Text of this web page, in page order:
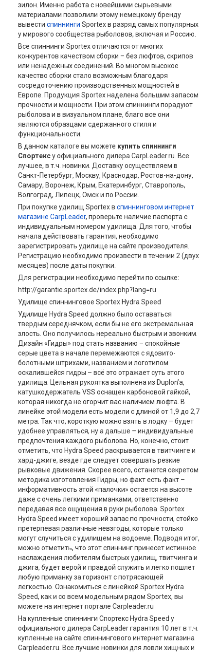
зилон. Именно работа с новейшими сырьевыми
материалами позволили этому немецкому бренду
вывести спиннинги Sportex в разряд самых популярных
у мирового сообщества рыболовов, включая и Россию.
Все спиннинги Sportex отличаются от многих
конкурентов качеством сборки – без люфтов, скрипов
или ненадежных соединений. Во многом высокое
качество сборки стало возможным благодаря
сосредоточению производственных мощностей в
Европе. Продукция Sportex наделена большим запасом
прочности и мощности. При этом спиннинги порадуют
рыболова и в визуальном плане, благо все они
являются образцами сдержанного стиля и
функциональности.
В данном каталоге вы можете купить спиннинги
Спортексу официального дилера CarpLeader.ru. Все
лучшее, в т.ч. новинки. Доставку осуществляем в
Санкт-Петербург, Москву, Краснодар, Ростов-на-дону,
Самару, Воронеж, Крым, Екатеринбург, Ставрополь,
Волгоград, Липецк, Омск и по России.
При покупке удилищ Sportex в спиннинговом интернет
магазине CarpLeader, проверьте наличие паспорта с
индивидуальным номером удилища. Для того, чтобы
начала действовать гарантия, необходимо
зарегистрировать удилище на сайте производителя.
Регистрацию необходимо произвести в течении 2 (двух
месяцев) после даты покупки.
Для регистрации необходимо перейти по ссылке:
http://garantie.sportex.de/index.php?lang=ru
Удилище спиннинговое Sportex Hydra Speed
Удилище Hydra Speed должно было оставаться
твердым середнячком, если бы не его экстремальная
злость. Оно получилось нереально быстрым и звонким.
Дизайн «Гидры» под стать названию – спокойные
серые цвета в начале перемежаются с ядовито-
болотными штрихами, названием и логотипом
оскалившейся гидры – всё это отражает суть этого
удилища. Цельная рукоятка выполнена из Duplon’а,
катушкодержатель VSS оснащен карбоновой гайкой,
которая никогда не огорчит вас наличием люфта. В
линейке этой модели есть модели с длиной от 1,9 до 2,7
метра. Так что, короткую можно взять в лодку – будет
удобнее управляться, ну а дальше – индивидуальные
предпочтения каждого рыболова. Но, конечно, стоит
отметить, что Hydra Speed раскрывается в твитчинге и
хард-джиге, везде где следует совершать резкие
рывковые движения. Скорее всего, останется секретом
методика изготовления Гидры, но факт есть факт –
информативность этой «палочки» остается на высоте
даже с очень легкими приманками, ответственно
передавая все ощущения в руки рыболова. Sportex
Hydra Speed имеет хороший запас по прочности, стойко
претерпевая различные невзгоды, которые только
могут случиться с удилищем на водоеме. Подводя итог,
можно отметить, что этот спиннинг принесет истинное
наслаждения любителям быстрых удилищ, твитчинга и
джига, будет верой и правдой служить и легко пошлет
любую приманку за горизонт с потрясающей
легкостью. Ознакомиться с линейкой Sportex Hydra
Speed, как и со всем модельным рядом Sportex, вы
можете на интернет портале Carpleader.ru
На купленные спиннинги Спортекс Hydra Speed у
официального дилера CarpLeader гарантия 10 лет в т.ч.
купленные на сайте спиннингового интернет магазина
Carpleader.ru. Все лучшие новинки для ловли хищных и